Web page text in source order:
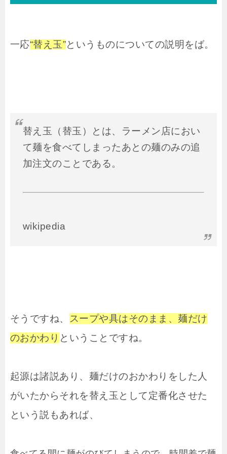
一応“替え玉”というものについての説明をば。
替え玉（替玉）とは、ラーメン店におい
て麺を食べてしまったあとの麺のみの追
加注文のことである。
wikipedia
そうですね、
スープや具はそのまま、麺だけ
のおかわり ということですね。
起源は諸説あり、麺だけのおかわりをした人
がいたからそれを替え玉として定番化させた
という説もあれば、